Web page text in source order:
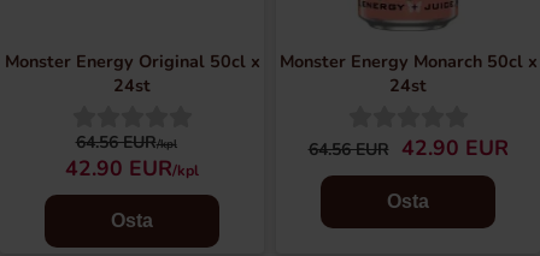
Monster Energy Original 50cl x
24st
64.56 EUR/kpl
42.90 EUR/kpl
Osta
Monster Energy Monarch 50cl x
24st
64.56 EUR 42.90 EUR
Osta